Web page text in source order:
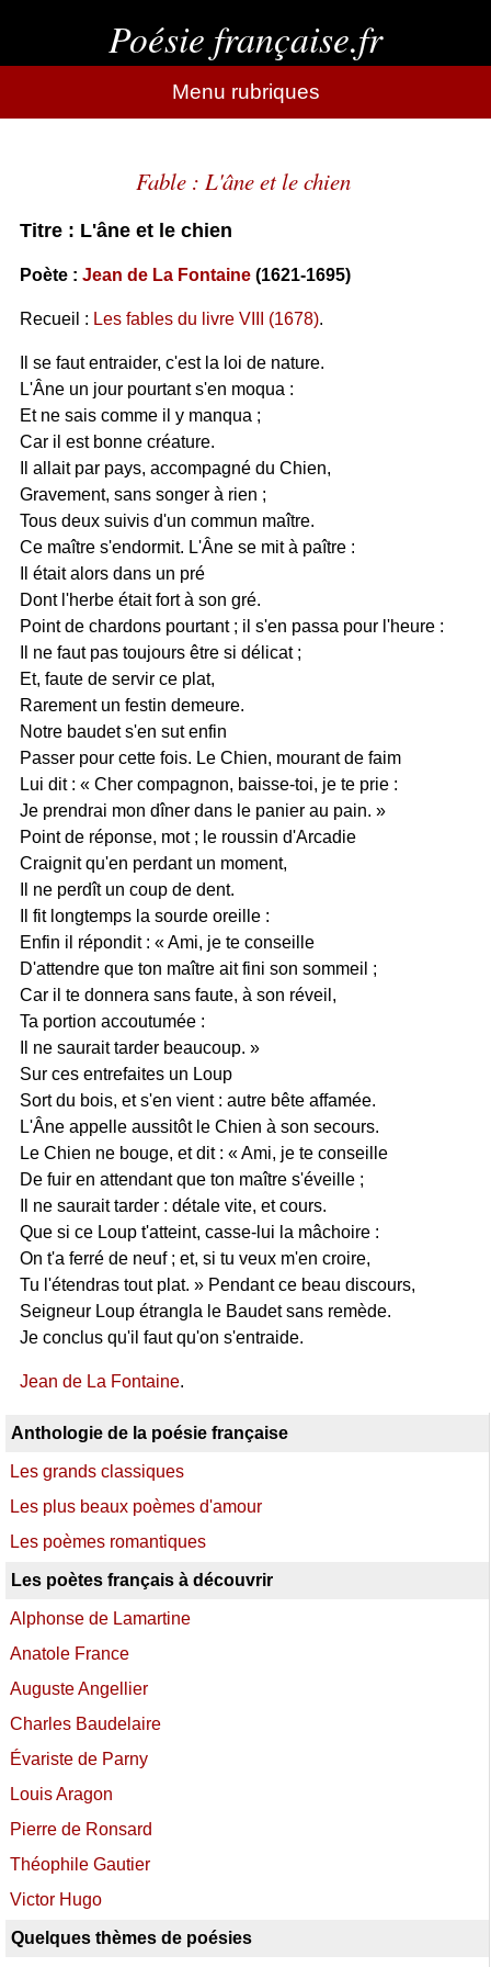
Poésie française.fr
Menu rubriques
Fable : L'âne et le chien
Titre : L'âne et le chien
Poète : Jean de La Fontaine(1621-1695)
Recueil : Les fables du livre VIII (1678).
Il se faut entraider, c'est la loi de nature.
L'Âne un jour pourtant s'en moqua :
Et ne sais comme il y manqua ;
Car il est bonne créature.
Il allait par pays, accompagné du Chien,
Gravement, sans songer à rien ;
Tous deux suivis d'un commun maître.
Ce maître s'endormit. L'Âne se mit à paître :
Il était alors dans un pré
Dont l'herbe était fort à son gré.
Point de chardons pourtant ; il s'en passa pour l'heure :
Il ne faut pas toujours être si délicat ;
Et, faute de servir ce plat,
Rarement un festin demeure.
Notre baudet s'en sut enfin
Passer pour cette fois. Le Chien, mourant de faim
Lui dit : « Cher compagnon, baisse-toi, je te prie :
Je prendrai mon dîner dans le panier au pain. »
Point de réponse, mot ; le roussin d'Arcadie
Craignit qu'en perdant un moment,
Il ne perdît un coup de dent.
Il fit longtemps la sourde oreille :
Enfin il répondit : « Ami, je te conseille
D'attendre que ton maître ait fini son sommeil ;
Car il te donnera sans faute, à son réveil,
Ta portion accoutumée :
Il ne saurait tarder beaucoup. »
Sur ces entrefaites un Loup
Sort du bois, et s'en vient : autre bête affamée.
L'Âne appelle aussitôt le Chien à son secours.
Le Chien ne bouge, et dit : « Ami, je te conseille
De fuir en attendant que ton maître s'éveille ;
Il ne saurait tarder : détale vite, et cours.
Que si ce Loup t'atteint, casse-lui la mâchoire :
On t'a ferré de neuf ; et, si tu veux m'en croire,
Tu l'étendras tout plat. » Pendant ce beau discours,
Seigneur Loup étrangla le Baudet sans remède.
Je conclus qu'il faut qu'on s'entraide.
Jean de La Fontaine.
Anthologie de la poésie française
Les grands classiques
Les plus beaux poèmes d'amour
Les poèmes romantiques
Les poètes français à découvrir
Alphonse de Lamartine
Anatole France
Auguste Angellier
Charles Baudelaire
Évariste de Parny
Louis Aragon
Pierre de Ronsard
Théophile Gautier
Victor Hugo
Quelques thèmes de poésies